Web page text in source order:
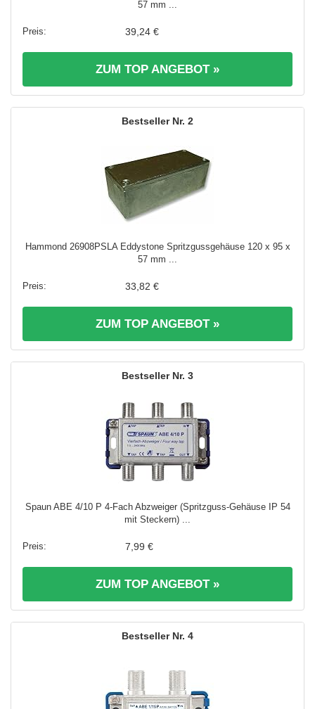
57 mm ...
39,24 €
ZUM TOP ANGEBOT »
2
Hammond 26908PSLA Eddystone Spritzgussgehäuse 120 x 95 x
57 mm ...
33,82 €
ZUM TOP ANGEBOT »
3
Spaun ABE 4/10 P 4-Fach Abzweiger (Spritzguss-Gehäuse IP 54
mit Steckern) ...
7,99 €
ZUM TOP ANGEBOT »
4